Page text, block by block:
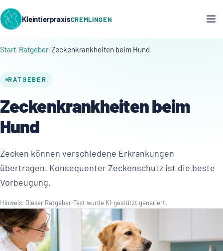
KleintierpraxisCREMLINGEN
Start Ratgeber Zeckenkrankheiten beim Hund
RATGEBER
Zeckenkrankheiten beim
Hund
Zecken können verschiedene Erkrankungen
übertragen. Konsequenter Zeckenschutz ist die beste
Vorbeugung.
Hinweis: Dieser Ratgeber-Text wurde KI-gestützt generiert.